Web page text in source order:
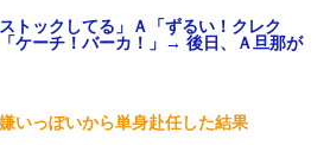
トックしてる」Ａ「ずるい！クレク
ケーチ！バーカ！」→ 後日、Ａ旦那が
いっぽいから単身赴任した結果